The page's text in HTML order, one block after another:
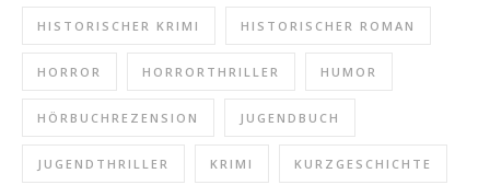
HISTORISCHER KRIMI HISTORISCHER ROMAN
HORROR HORRORTHRILLER HUMOR
HÖRBUCHREZENSION JUGENDBUCH
JUGENDTHRILLER KRIMI KURZGESCHICHTE